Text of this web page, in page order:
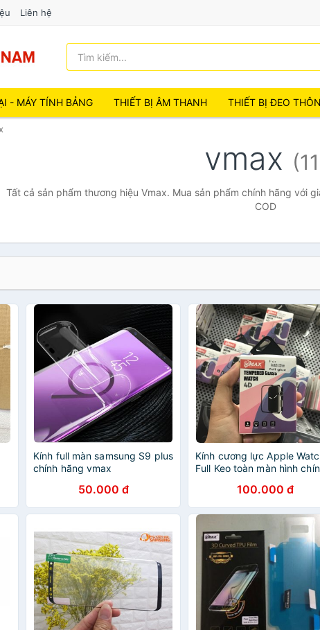
Liên hệ
- MÁY TÍNH BẢNG THIẾT BỊ ÂM THANH THIẾT BỊ ĐEO
vmax
Tất cả sản phẩm thương hiệu Vmax. Mua sản phẩm chính hãng với
COD
Kính full màn samsung S9 plus
chính hãng vmax
50.000 đ
Kính cương lực Apple
Full Keo toàn màn hình
& 38 mm & 42 mm)
100.000 đ